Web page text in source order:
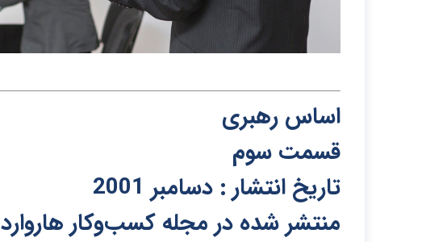
اساس رهبری
قسمت سوم
تاریخ انتشار : دسامبر 2001
منتشر شده در مجله کسب‌و‌کار هاروارد